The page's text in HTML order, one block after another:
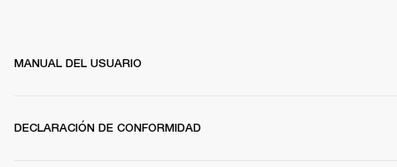
MANUAL DEL USUARIO
DECLARACIÓN DE CONFORMIDAD